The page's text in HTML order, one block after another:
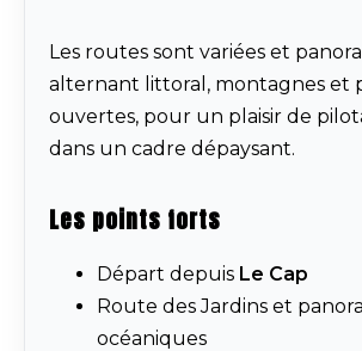
Les routes sont variées et
alternant littoral, montagnes et
ouvertes, pour un plaisir de
dans un cadre dépaysant.
Les points forts
Départ depuis Le Cap
Route des Jardins et
océaniques